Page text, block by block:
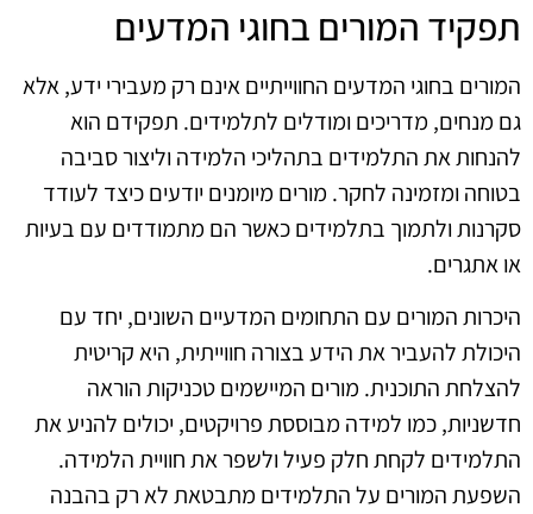
תפקיד המורים בחוגי המדעים
המורים בחוגי המדעים החווייתיים אינם רק מעבירי ידע, אלא
גם מנחים, מדריכים ומודלים לתלמידים. תפקידם הוא
להנחות את התלמידים בתהליכי הלמידה וליצור סביבה
בטוחה ומזמינה לחקר. מורים מיומנים יודעים כיצד לעודד
סקרנות ולתמוך בתלמידים כאשר הם מתמודדים עם בעיות
או אתגרים.
היכרות המורים עם התחומים המדעיים השונים, יחד עם
היכולת להעביר את הידע בצורה חווייתית, היא קריטית
להצלחת התוכנית. מורים המיישמים טכניקות הוראה
חדשניות, כמו למידה מבוססת פרויקטים, יכולים להניע את
התלמידים לקחת חלק פעיל ולשפר את חוויית הלמידה.
השפעת המורים על התלמידים מתבטאת לא רק בהבנה